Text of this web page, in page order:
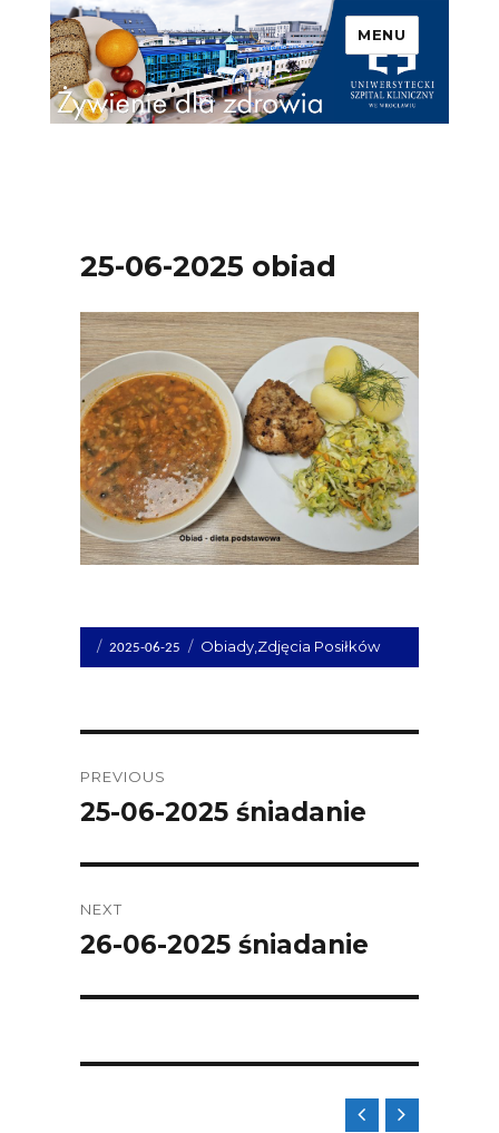
Uniwersytecki Szpital
Kliniczny we Wrocławiu –
Żywienie dla zdrowia
MENU
25-06-2025 obiad
Opublikowano
dnia
2025-06-25 Kategorie
Obiady, Zdjęcia Posiłków
navigation
PREVIOUS
Previous
25-06-2025 śniadanie
NEXT
Next
26-06-2025 śniadanie
 